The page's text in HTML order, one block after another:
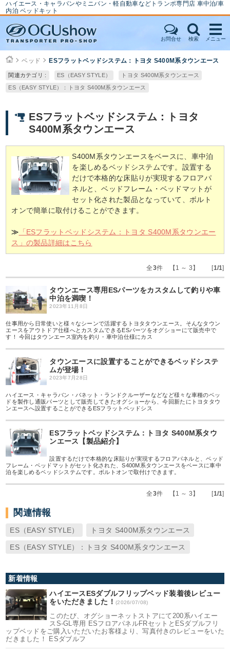
ハイエース・キャラバンやミニバン・軽自動車などトランポ専門店 車中泊/車
内泊 ベッドキット
お問合せ 検索 メニュー
ベッド ESフラットベッドシステム：トヨタ S400M系タウンエース
関連カテゴリ : ES（EASY STYLE）
トヨタ S400M系タウンエース
ES（EASY STYLE）：トヨタ S400M系タウンエース
ESフラットベッドシステム：トヨタ
S400M系タウンエース
S400M系タウンエースをベースに、車中泊
を楽しめるベッドシステムです。設置する
だけで本格的な床貼りが実現するフロアパ
ネルと、ベッドフレーム・ベッドマットが
セット化された製品となっていて、ボルト
オンで簡単に取付けることができます。
≫ 「ESフラットベッドシステム：トヨタ S400M系タウンエー
ス」の製品詳細はこちら
全3件 【1 ～ 3】 [1/1]
タウンエース専用ESパーツをカスタムして釣りや車
中泊を満喫！
2023年11月8日
仕事用から日常使いと様々なシーンで活躍するトヨタタウンエース。そんなタウン
エースをアウトドア仕様へとカスタムできるESパーツをオグショーにて販売中で
す！ 今回はタウンエース室内を釣り・車中泊仕様にカス
タウンエースに設置することができるベッドシステ
ムが登場！
2023年7月28日
ハイエース・キャラバン・バネット・ランドクルーザーなどなど様々な車種のベッ
ドを製作し通販パーツとして販売してきたオグショーから、今回新たにトヨタタウ
ンエースへ設置することができるESフラットベッドシス
ESフラットベッドシステム：トヨタ S400M系タウ
ンエース【製品紹介】
設置するだけで本格的な床貼りが実現するフロアパネルと、ベッド
フレーム・ベッドマットがセット化された、S400M系タウンエースをベースに車中
泊を楽しめるベッドシステムです。ボルトオンで取付けできます。
全3件 【1 ～ 3】 [1/1]
関連情報
ES（EASY STYLE） トヨタ S400M系タウンエース
ES（EASY STYLE）：トヨタ S400M系タウンエース
新着情報
ハイエースESダブルフリップベッド装着後レビュー
をいただきました！ (2026/07/08)
このたび、オグショーネットストアにて200系ハイエー
スS-GL専用 ESフロアパネルFRセットとESダブルフリ
ップベッドをご購入いただいたお客様より、写真付きのレビューをいた
だきました！ ESダブルフ